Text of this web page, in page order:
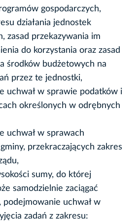
gospodarczych,
działania jednostek
zasad przekazywania im
do korzystania oraz zasad
środków budżetowych na
przez te jednostki,
uchwał w sprawie podatków i
określonych w odrębnych
uchwał w sprawach
przekraczających zakres
sumy, do której
samodzielnie zaciągać
podejmowanie uchwał w
zadań z zakresu: